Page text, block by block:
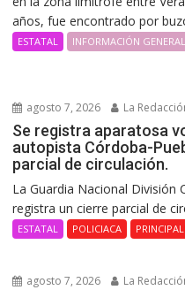
años, fue encontrado por
ESTATAL INFORMACIÓN GENERAL
agosto 7, 2026 La
Se registra aparatosa
autopista Córdoba-
parcial de circulación.
La Guardia Nacional División
registra un cierre parcial de
ESTATAL POLICIACA
agosto 7, 2026 La